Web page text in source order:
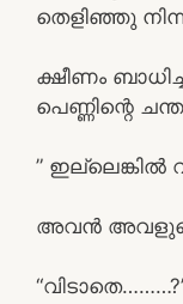
തെളിഞ്ഞു
ക്ഷീണം
പെണ്ണിന്റെ
” ഇല്ലെങ്കിൽ
അവൻ